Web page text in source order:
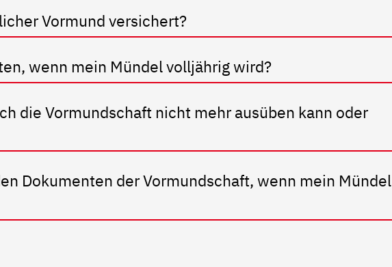
Vormund versichert?
wenn mein Mündel volljährig wird?
die Vormundschaft nicht mehr ausüben kann oder
Dokumenten der Vormundschaft, wenn mein Mündel